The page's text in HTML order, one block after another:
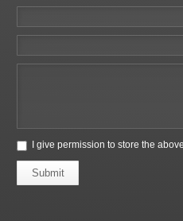
I give permission to store the
Submit